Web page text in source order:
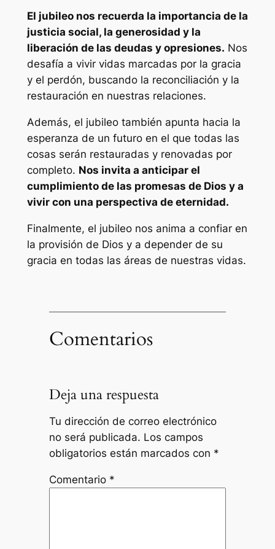
El jubileo nos recuerda la importancia de la
justicia social, la generosidad y la
liberación de las deudas y opresiones. Nos
desafía a vivir vidas marcadas por la gracia
y el perdón, buscando la reconciliación y la
restauración en nuestras relaciones.
Además, el jubileo también apunta hacia la
esperanza de un futuro en el que todas las
cosas serán restauradas y renovadas por
completo. Nos invita a anticipar el
cumplimiento de las promesas de Dios y a
vivir con una perspectiva de eternidad.
Finalmente, el jubileo nos anima a confiar en
la provisión de Dios y a depender de su
gracia en todas las áreas de nuestras vidas.
Comentarios
Deja una respuesta
Tu dirección de correo electrónico
no será publicada. Los campos
obligatorios están marcados con *
Comentario *